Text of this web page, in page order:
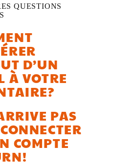
QUESTIONS
D’UN
À VOTRE
PAS
COMPTE